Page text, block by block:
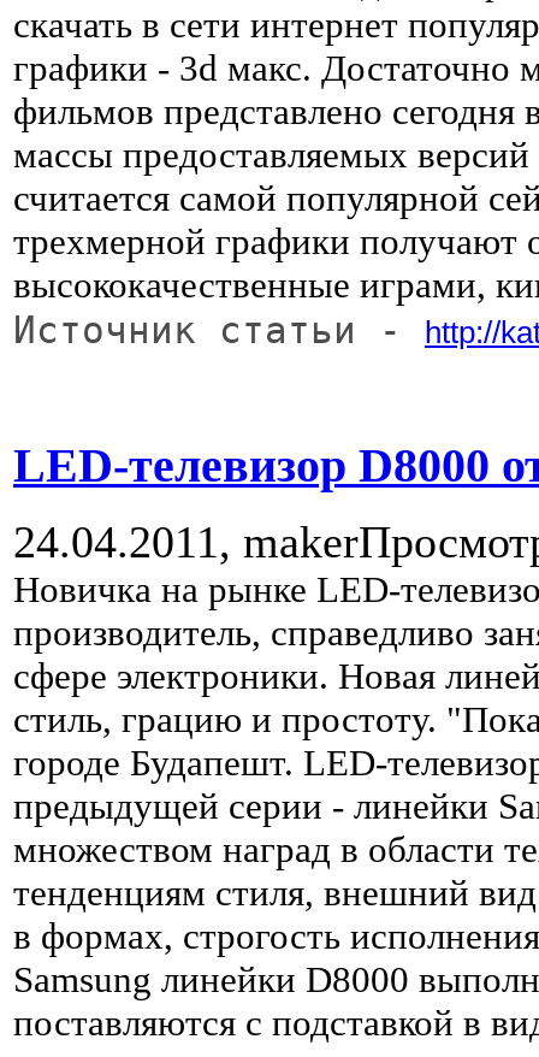
скачать в сети интернет
графики - 3d макс. Достаточно
фильмов представлено
массы предоставляемых
считается самой популярной
трехмерной графики получают
высококачественные играми,
Источник статьи - http://
LED-телевизор D8000
24.04.2011, maker
Новичка на рынке LED-
производитель, справедливо
сфере электроники. Новая
стиль, грацию и простоту.
городе Будапешт. LED-
предыдущей серии - линейки
множеством наград в области
тенденциям стиля, внешний
в формах, строгость
Samsung линейки D8000
поставляются с подставкой в